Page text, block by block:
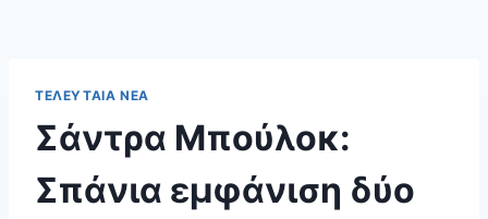
ΤΕΛΕΥΤΑΊΑ ΝΈΑ
Σάντρα Μπούλοκ:
Σπάνια εμφάνιση δύο